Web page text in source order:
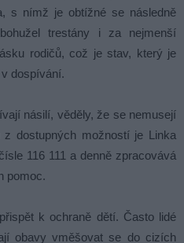
s nímž je obtížné se následně
trestány i za nejmenší
rodičů, což je stav, který je
dospívání.
násilí, věděly, že se nemusejí
dostupných možností je Linka
116 111 a denně zpracovává
pomoc.
k ochraně dětí. Často lidé
obavy vměšovat se do cizích